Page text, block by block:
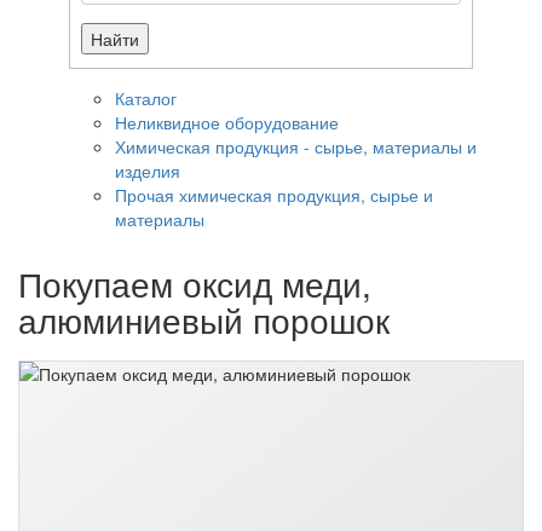
Найти
Каталог
Неликвидное оборудование
Химическая продукция - сырье, материалы и
изделия
Прочая химическая продукция, сырье и
материалы
Покупаем оксид меди,
алюминиевый порошок